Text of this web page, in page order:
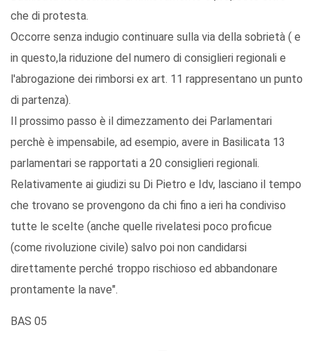
che di protesta.
Occorre senza indugio continuare sulla via della sobrietà ( e
in questo,la riduzione del numero di consiglieri regionali e
l'abrogazione dei rimborsi ex art. 11 rappresentano un punto
di partenza).
Il prossimo passo è il dimezzamento dei Parlamentari
perchè è impensabile, ad esempio, avere in Basilicata 13
parlamentari se rapportati a 20 consiglieri regionali.
Relativamente ai giudizi su Di Pietro e Idv, lasciano il tempo
che trovano se provengono da chi fino a ieri ha condiviso
tutte le scelte (anche quelle rivelatesi poco proficue
(come rivoluzione civile) salvo poi non candidarsi
direttamente perché troppo rischioso ed abbandonare
prontamente la nave".
BAS 05